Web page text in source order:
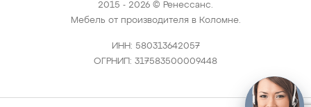
2015 - 2026 © Ренессанс.
Мебель от производителя в Коломне.
ИНН: 580313642057
ОГРНИП: 317583500009448